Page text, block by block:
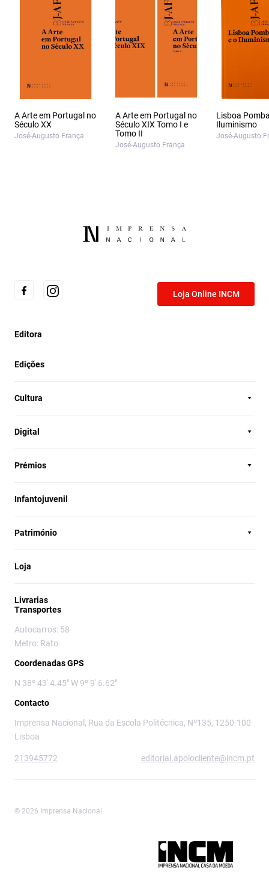
A Arte em Portugal no
Século XX
José-Augusto França
A Arte em Portugal no
Século XIX Tomo I e
Tomo II
José-Augusto França
Lisboa
Iluminismo
José-Augusto
Loja Online INCM
Editora
Edições
Cultura
Digital
Prémios
Infantojuvenil
Património
Loja
Livrarias
Transportes
Autocarros: 58
Metro: Rato
Coordenadas GPS
N 38º 43' 4.45" W 9º 9' 6.62"
Contacto
Imprensa Nacional, Rua da Escola Politécnica, Nº135, 1250-100
Lisboa
213945772 editorial.apoiocliente@incm.pt
© 2026 Imprensa Nacional